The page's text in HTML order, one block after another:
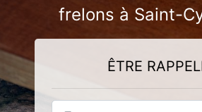
frelons à Saint-
ÊTRE